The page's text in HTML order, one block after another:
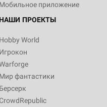
Мобильное приложение
ПРОЕКТЫ
Hobby World
Игрокон
Мир фантастики
Берсерк
CrowdRepublic